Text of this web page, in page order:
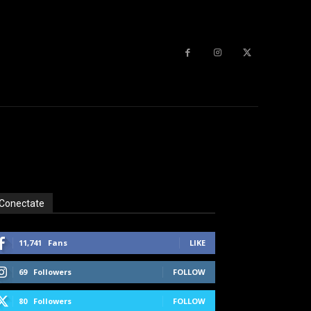
11,741 Fans LIKE
69 Followers FOLLOW
80 Followers FOLLOW